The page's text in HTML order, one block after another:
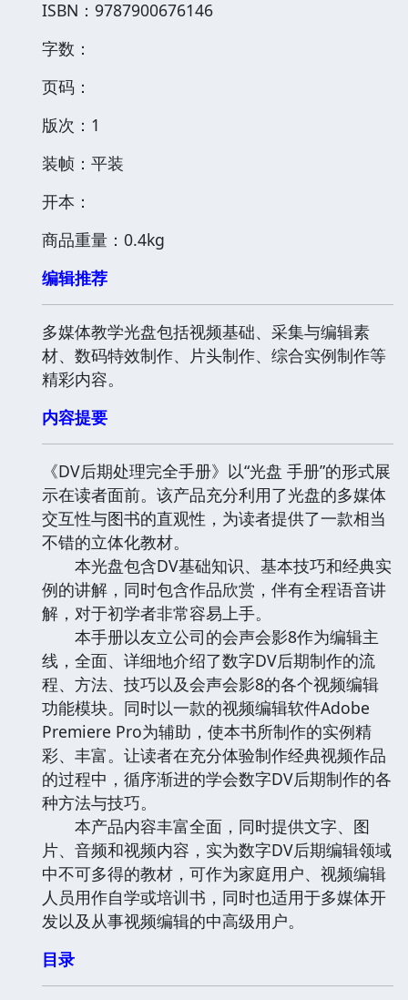
ISBN：9787900676146
字数：
页码：
版次：1
装帧：平装
开本：
商品重量：0.4kg
编辑推荐
多媒体教学光盘包括视频基础、采集与编辑素
材、数码特效制作、片头制作、综合实例制作等
精彩内容。
内容提要
《DV后期处理完全手册》以“光盘 手册”的形式展
示在读者面前。该产品充分利用了光盘的多媒体
交互性与图书的直观性，为读者提供了一款相当
不错的立体化教材。
本光盘包含DV基础知识、基本技巧和经典实
例的讲解，同时包含作品欣赏，伴有全程语音讲
解，对于初学者非常容易上手。
本手册以友立公司的会声会影8作为编辑主
线，全面、详细地介绍了数字DV后期制作的流
程、方法、技巧以及会声会影8的各个视频编辑
功能模块。同时以一款的视频编辑软件Adobe
Premiere Pro为辅助，使本书所制作的实例精
彩、丰富。让读者在充分体验制作经典视频作品
的过程中，循序渐进的学会数字DV后期制作的各
种方法与技巧。
本产品内容丰富全面，同时提供文字、图
片、音频和视频内容，实为数字DV后期编辑领域
中不可多得的教材，可作为家庭用户、视频编辑
人员用作自学或培训书，同时也适用于多媒体开
发以及从事视频编辑的中高级用户。
目录